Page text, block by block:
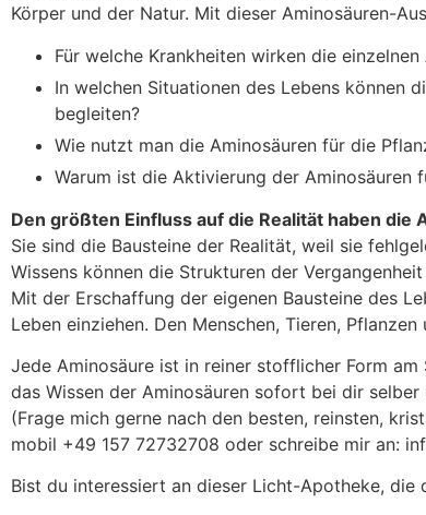
Körper und der Natur. Mit dieser Aminosäuren-
Für welche Krankheiten wirken die
In welchen Situationen des Lebens können
begleiten?
Wie nutzt man die Aminosäuren für die
Warum ist die Aktivierung der Aminosäuren
Den größten Einfluss auf die Realität haben die
Sie sind die Bausteine der Realität, weil sie
Wissens können die Strukturen der
Mit der Erschaffung der eigenen Bausteine des
Leben einziehen. Den Menschen, Tieren,
Jede Aminosäure ist in reiner stofflicher Form
das Wissen der Aminosäuren sofort bei dir
(Frage mich gerne nach den besten, reinsten,
mobil +49 157 72732708 oder schreibe mir an:
Bist du interessiert an dieser Licht-Apotheke, die